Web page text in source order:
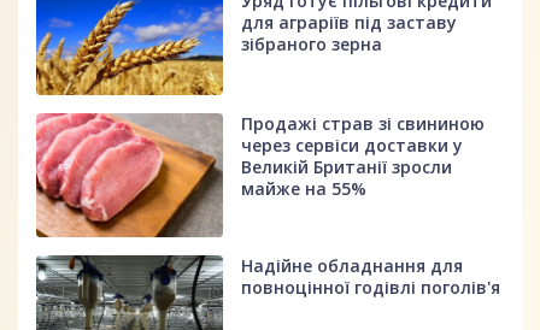
для аграріїв під заставу
зібраного зерна
Продажі страв зі свининою
через сервіси доставки у
Великій Британії зросли
майже на 55%
Надійне обладнання для
повноцінної годівлі поголів'я